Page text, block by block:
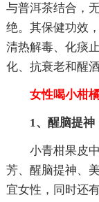
与普洱茶结合，
绝。其保健功效
清热解毒、化痰
化、抗衰老和醒
女性喝小柑橘
1、醒脑提神
小青柑果皮
芳、醒脑提神、
宜女性，同时还